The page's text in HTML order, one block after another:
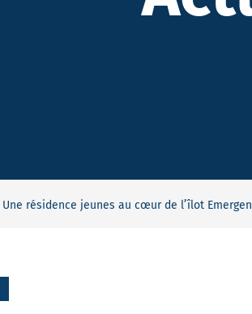
Une résidence jeunes au cœur de l’îlot